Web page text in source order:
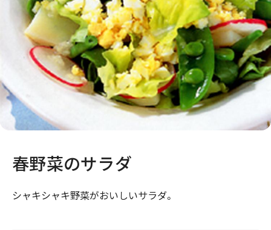
春野菜のサラダ
シャキシャキ野菜がおいしいサラダ。